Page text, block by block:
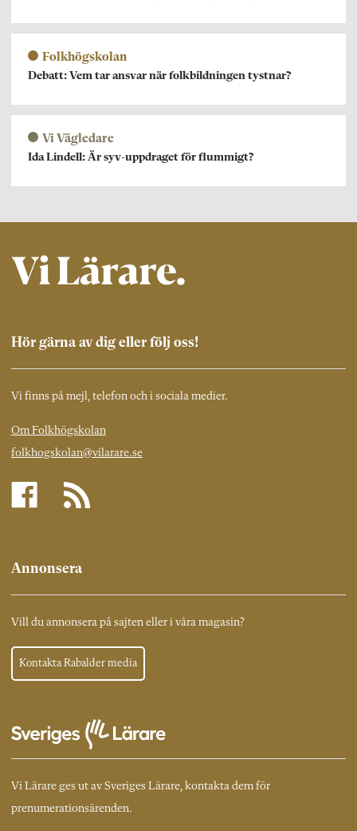
Folkhögskolan
Debatt: Vem tar ansvar när folkbildningen tystnar?
Vi Vägledare
Ida Lindell: Är syv-uppdraget för flummigt?
Hör gärna av dig eller följ oss!
Vi finns på mejl, telefon och i sociala medier.
Om Folkhögskolan
folkhogskolan@vilarare.se
Annonsera
Vill du annonsera på sajten eller i våra magasin?
Kontakta Rabalder media
Vi Lärare ges ut av Sveriges Lärare, kontakta dem för
prenumerationsärenden.